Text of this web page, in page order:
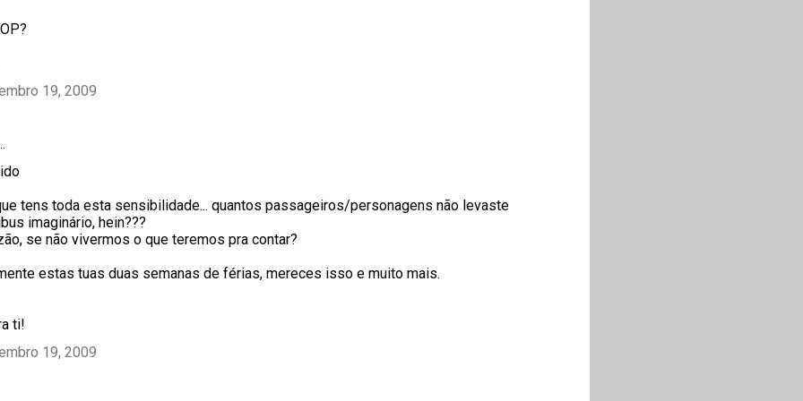
19, 2009
tens toda esta sensibilidade... quantos passageiros/personagens não levaste
imaginário, hein???
se não vivermos o que teremos pra contar?
estas tuas duas semanas de férias, mereces isso e muito mais.
ti!
19, 2009